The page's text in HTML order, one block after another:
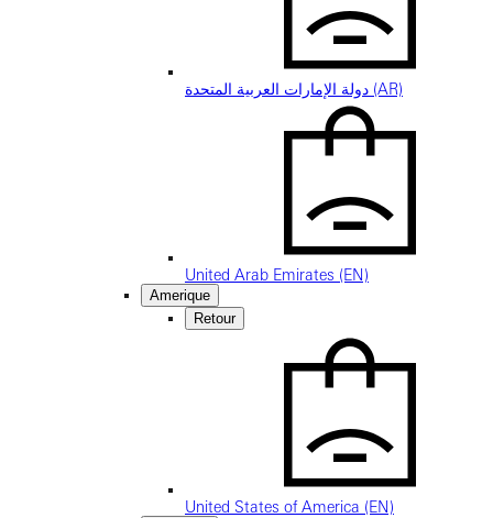
دولة الإمارات العربية المتحدة (AR)
United Arab Emirates (EN)
Amerique
Retour
United States of America (EN)